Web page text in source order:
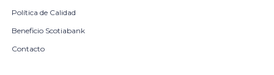
Política de Calidad
Beneficio Scotiabank
Contacto